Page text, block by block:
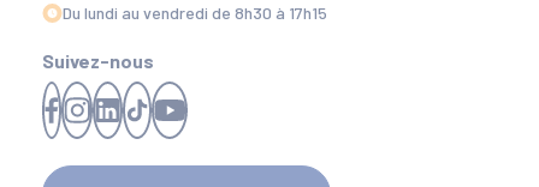
Du lundi au vendredi de 8h30 à 17h15
Suivez-nous